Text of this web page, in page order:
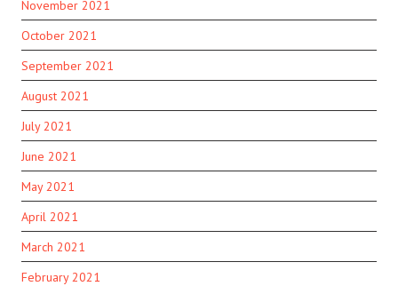
November 2021
October 2021
September 2021
August 2021
July 2021
June 2021
May 2021
April 2021
March 2021
February 2021